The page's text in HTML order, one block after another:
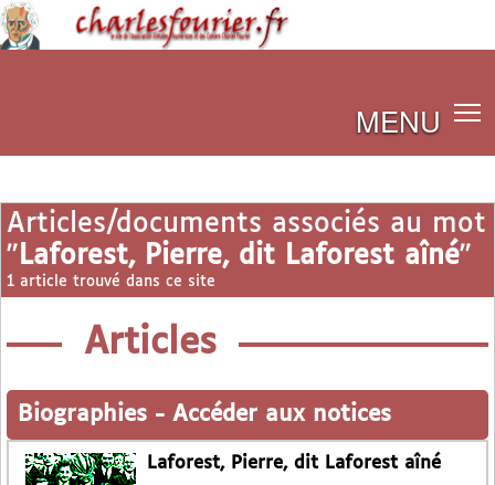
MENU
Articles/documents associés au mot
" Laforest, Pierre, dit Laforest aîné"
1 article trouvé dans ce site
Articles
Biographies - Accéder aux notices
Laforest, Pierre, dit Laforest aîné